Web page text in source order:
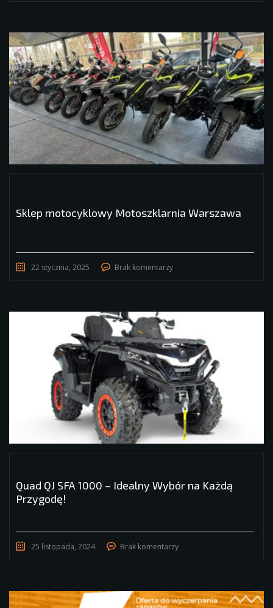
Sklep motocyklowy Motoszklarnia Warszawa
22 stycznia, 2025 Brak komentarzy
Quad QJ SFA 1000 – Idealny Wybór na Każdą
Przygodę!
25 listopada, 2024 Brak komentarzy